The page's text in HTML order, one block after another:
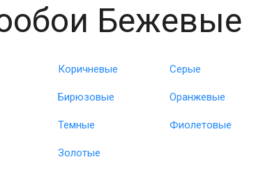
Бежевые
Коричневые Серые
Бирюзовые Оранжевые
Темные Фиолетовые
Золотые